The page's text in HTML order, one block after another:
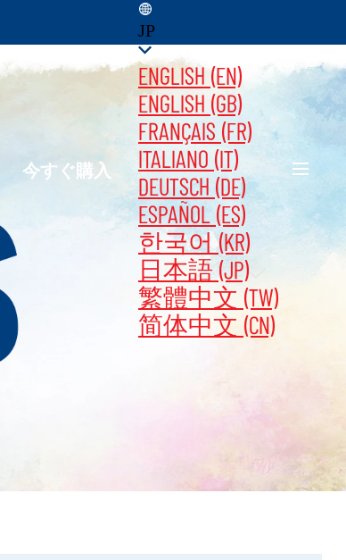
今すぐ購入
JP
ENGLISH (EN)
ENGLISH (GB)
FRANÇAIS (FR)
ITALIANO (IT)
DEUTSCH (DE)
ESPAÑOL (ES)
한국어 (KR)
日本語 (JP)
繁體中文 (TW)
简体中文 (CN)